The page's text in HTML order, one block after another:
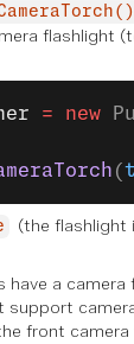
flashlight
= new
(
(the flashlight
have a camera
support
front camera